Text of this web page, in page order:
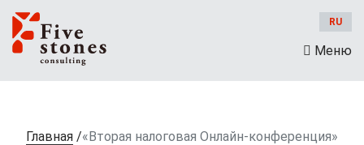
RU
Меню
Главная /«Вторая налоговая Онлайн-конференция»